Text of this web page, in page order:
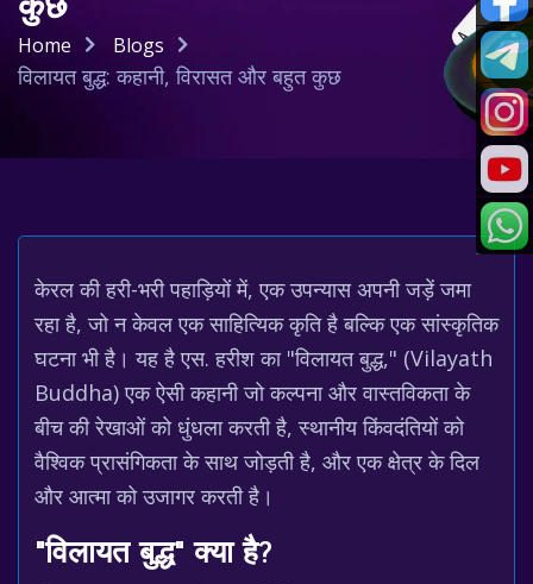
कुछ
Home Blogs
विलायत बुद्ध: कहानी, विरासत और बहुत कुछ
केरल की हरी-भरी पहाड़ियों में, एक उपन्यास अपनी जड़ें जमा
रहा है, जो न केवल एक साहित्यिक कृति है बल्कि एक सांस्कृतिक
घटना भी है। यह है एस. हरीश का "विलायत बुद्ध," (Vilayath
Buddha) एक ऐसी कहानी जो कल्पना और वास्तविकता के
बीच की रेखाओं को धुंधला करती है, स्थानीय किंवदंतियों को
वैश्विक प्रासंगिकता के साथ जोड़ती है, और एक क्षेत्र के दिल
और आत्मा को उजागर करती है।
"विलायत बुद्ध" क्या है?